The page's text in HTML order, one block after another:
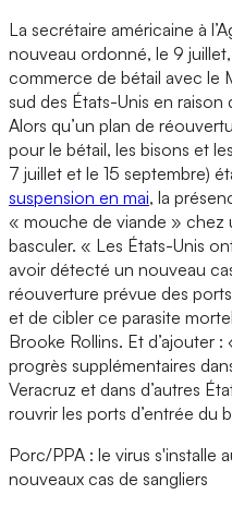
La secrétaire américaine à
nouveau ordonné, le 9
commerce de bétail avec le
sud des États-Unis en
Alors qu’un plan de
pour le bétail, les bisons et
7 juillet et le 15 septembre)
suspension en mai, la
« mouche de viande » chez
basculer. « Les États-Unis
avoir détecté un nouveau
réouverture prévue des
et de cibler ce parasite
Brooke Rollins. Et d’ajouter
progrès supplémentaires
Veracruz et dans d’autres
rouvrir les ports d’entrée du
Porc/PPA : le virus s'installe
nouveaux cas de sangliers